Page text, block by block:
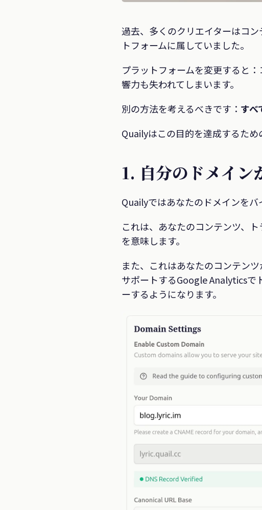
過去、多くのクリエイターはコ
トフォームに属していました。
プラットフォームを変更すると
響力も失われてしまいます。
別の方法を考えるべきです： すべ
Quailyはこの目的を達成するため
1. 自分のドメイン
Quailyではあなたのドメインをバ
これは、あなたのコンテンツ、
を意味します。
また、これはあなたのコンテン
サポートするGoogle Analyticsで
ーするようになります。